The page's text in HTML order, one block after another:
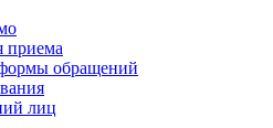
приема
обращений
лиц